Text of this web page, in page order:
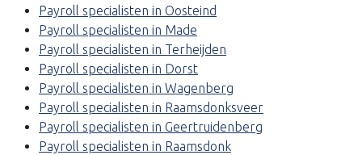
Payroll specialisten in Oosteind
Payroll specialisten in Made
Payroll specialisten in Terheijden
Payroll specialisten in Dorst
Payroll specialisten in Wagenberg
Payroll specialisten in Raamsdonksveer
Payroll specialisten in Geertruidenberg
Payroll specialisten in Raamsdonk